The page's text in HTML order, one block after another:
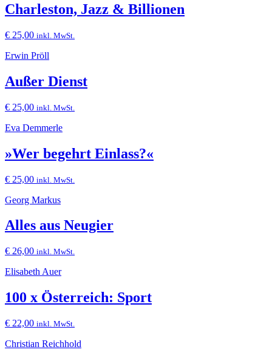
Charleston, Jazz & Billionen
€ 25,00 inkl. MwSt.
Erwin Pröll
Außer Dienst
€ 25,00 inkl. MwSt.
Eva Demmerle
»Wer begehrt Einlass?«
€ 25,00 inkl. MwSt.
Georg Markus
Alles aus Neugier
€ 26,00 inkl. MwSt.
Elisabeth Auer
100 x Österreich: Sport
€ 22,00 inkl. MwSt.
Christian Reichhold